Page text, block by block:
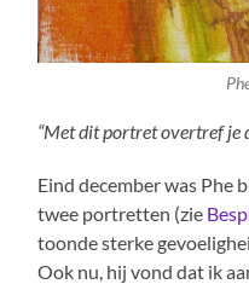
“Met dit portret overtref je
Eind december was Phe
twee portretten (zie
toonde sterke
Ook nu, hij vond dat ik